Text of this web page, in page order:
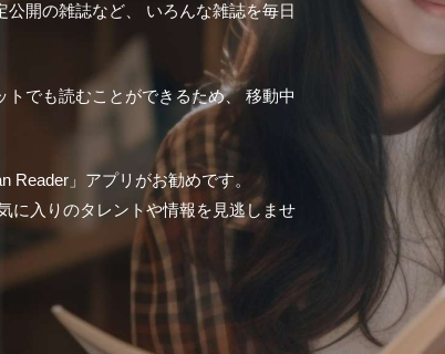
開の雑誌など、 いろんな雑誌を毎日
でも読むことができるため、 移動中
Reader」アプリがお勧めです。
に入りのタレントや情報を見逃しませ